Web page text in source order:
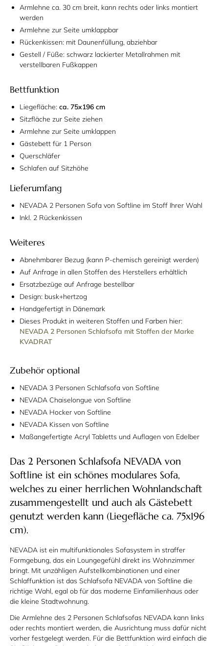
Armlehne ca. 30 cm breit, kann rechts oder links montiert
werden
Armlehne zur Seite umklappbar
Rückenkissen: mit Daunenfüllung, abziehbar
Gestell / Füße: schwarz lackierter Metallrahmen mit
verstellbaren Fußkappen
Bettfunktion
Liegefläche: ca. 75x196 cm
Sitzfläche zur Seite ziehen
Armlehne zur Seite umklappen
Gästebett für 1 Person
Querschläfer
Schlafen auf Sitzhöhe
Lieferumfang
NEVADA 2 Personen Sofa von Softline im Stoff Ihrer Wahl
Inkl. 2 Rückenkissen
Weiteres
Abnehmbarer Bezug (kann P-chemisch gereinigt werden)
Auf Anfrage in allen Stoffen des Herstellers erhältlich
Ersatzbezüge auf Anfrage bestellbar
Design: busk+hertzog
Handgefertigt in Dänemark
Dieses Produkt in weiteren Stoffen und Farben hier:
NEVADA 2 Personen Schlafsofa mit Stoffen der Marke
KVADRAT
Zubehör optional
NEVADA 3 Personen Schlafsofa von Softline
NEVADA Chaiselongue von Softline
NEVADA Hocker von Softline
NEVADA Kissen von Softline
Maßangefertigte Acryl Tabletts und Auflagen von Edelber
Das 2 Personen Schlafsofa NEVADA von
Softline ist ein schönes modulares Sofa,
welches zu einer herrlichen Wohnlandschaft
zusammengestellt und auch als Gästebett
genutzt werden kann (Liegefläche ca. 75x196
cm).
NEVADA ist ein multifunktionales Sofasystem in straffer
Formgebung, das ein Loungegefühl direkt ins Wohnzimmer
bringt. Mit unzähligen Aufstellkombinationen und einer
Schlaffunktion ist das Schlafsofa NEVADA von Softline die
richtige Wahl, egal ob für das moderne Einfamilienhaus oder
die kleine Stadtwohnung.
Die Armlehne des 2 Personen Schlafsofas NEVADA kann links
oder rechts montiert werden, die Ausrichtung muss dafür nicht
vorher festgelegt werden. Für die Bettfunktion wird einfach die